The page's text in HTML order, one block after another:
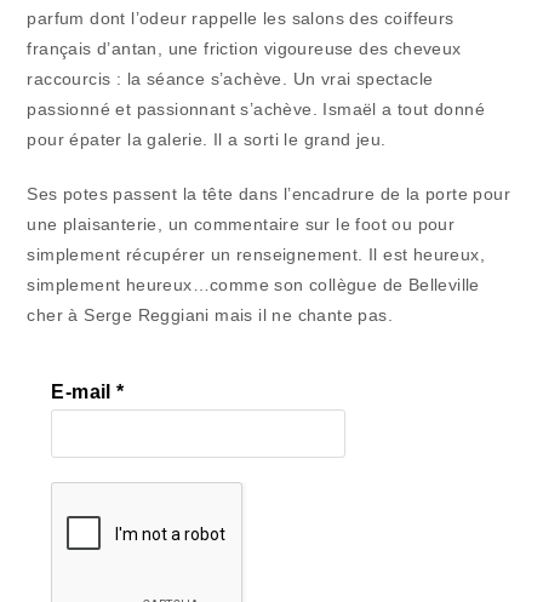
parfum dont l’odeur rappelle les salons des coiffeurs
français d’antan, une friction vigoureuse des cheveux
raccourcis : la séance s’achève. Un vrai spectacle
passionné et passionnant s’achève. Ismaël a tout donné
pour épater la galerie. Il a sorti le grand jeu.
Ses potes passent la tête dans l’encadrure de la porte pour
une plaisanterie, un commentaire sur le foot ou pour
simplement récupérer un renseignement. Il est heureux,
simplement heureux…comme son collègue de Belleville
cher à Serge Reggiani mais il ne chante pas.
E-mail*